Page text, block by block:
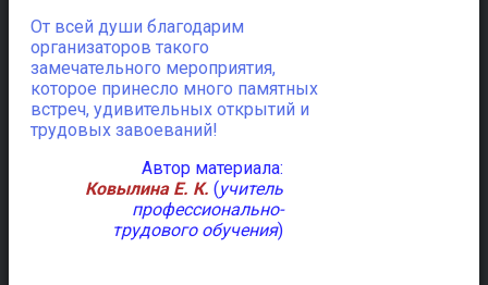
От всей души благодарим
организаторов такого
замечательного мероприятия,
которое принесло много памятных
встреч, удивительных открытий и
трудовых завоеваний!
Автор материала:
Ковылина Е. К. (учитель
профессионально-
трудового обучения)